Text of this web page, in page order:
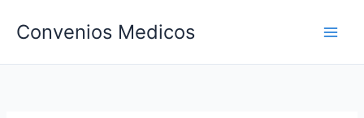
para
conteúdo
Convenios Medicos